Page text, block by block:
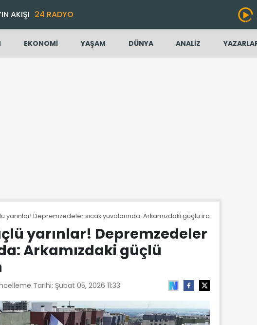
AKIŞI 24 RADYO
EKONOMİ YAŞAM DÜNYA ANALİZ
yarınlar! Depremzedeler sıcak yuvalarında: Arkamızdaki güçlü iradeye güvenin
yarınlar! Depremzedeler
Arkamızdaki güçlü
Tarihi: Şubat 05, 2026 11:33